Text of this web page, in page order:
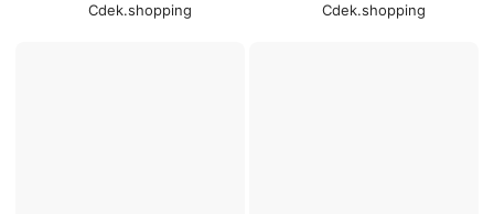
Cdek.shopping
Cdek.shopping